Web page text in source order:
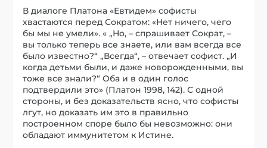
В диалоге Платона «Евтидем» софисты
хвастаются перед Сократом: «Нет ничего, чего
бы мы не умели». « „Но, – спрашивает Сократ, –
вы только теперь все знаете, или вам всегда все
было известно?“ „Всегда“, – отвечает софист. „И
когда детьми были, и даже новорожденными, вы
тоже все знали?“ Оба и в один голос
подтвердили это» (Платон 1998, 142). С одной
стороны, и без доказательств ясно, что софисты
лгут, но доказать им это в правильно
построенном споре было бы невозможно: они
обладают иммунитетом к Истине.